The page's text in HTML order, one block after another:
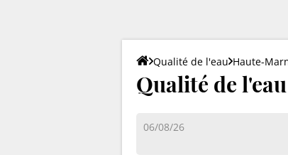
Qualité de l'eau Haute-
Qualité de
06/08/26